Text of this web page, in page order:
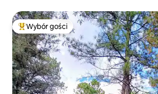
Najpopularniejsze z kategorii Wybór gości
Wybór gości